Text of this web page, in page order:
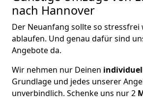
nach Hannover
Der Neuanfang sollte so
ablaufen. Und genau dafür sind
Angebote da.
Wir nehmen nur Deinen
Grundlage und jedes unserer
unverbindlich. Schenke uns nur 2